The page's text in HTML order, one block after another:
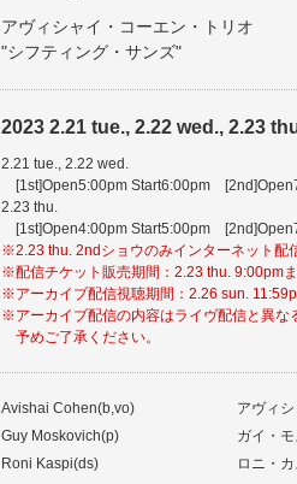
アヴィシャイ・コーエン・トリオ
"シフティング・サンズ"
2023 2.21 tue., 2.22 wed., 2.23
2.21 tue., 2.22 wed.
[1st]Open5:00pm Start6:00pm
2.23 thu.
[1st]Open4:00pm Start5:00pm
※2.23 thu. 2ndショウのみインターネット配
※配信チケット販売期間：2.23 thu. 9:00pm
※アーカイブ配信視聴期間：2.26 sun.
※アーカイブ配信の内容はライヴ配信と異な
予めご了承ください。
Avishai Cohen(b,vo)
アヴィ
Guy Moskovich(p)
ガイ・
Roni Kaspi(ds)
ロニ・